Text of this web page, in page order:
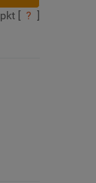
pkt [ ? ]